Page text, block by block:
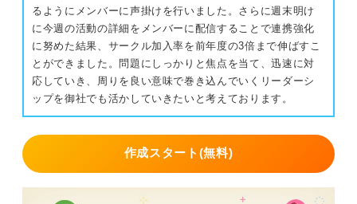
るようにメンバーに声掛けを行いました。さらに週末明け
に今週の活動の詳細をメンバーに配信することで連携強化
に努めた結果、サークル加入率を前年度の3倍まで伸ばすこ
とができました。問題にしっかりと焦点を当て、迅速に対
応していき、周りを良い意味で巻き込んでいくリーダーシ
ップを御社でも活かしていきたいと考えております。
作成スタート(無料)